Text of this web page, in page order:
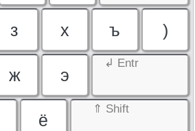
з х ъ )
ж э
↲ Entr
ё
⇑ Shift